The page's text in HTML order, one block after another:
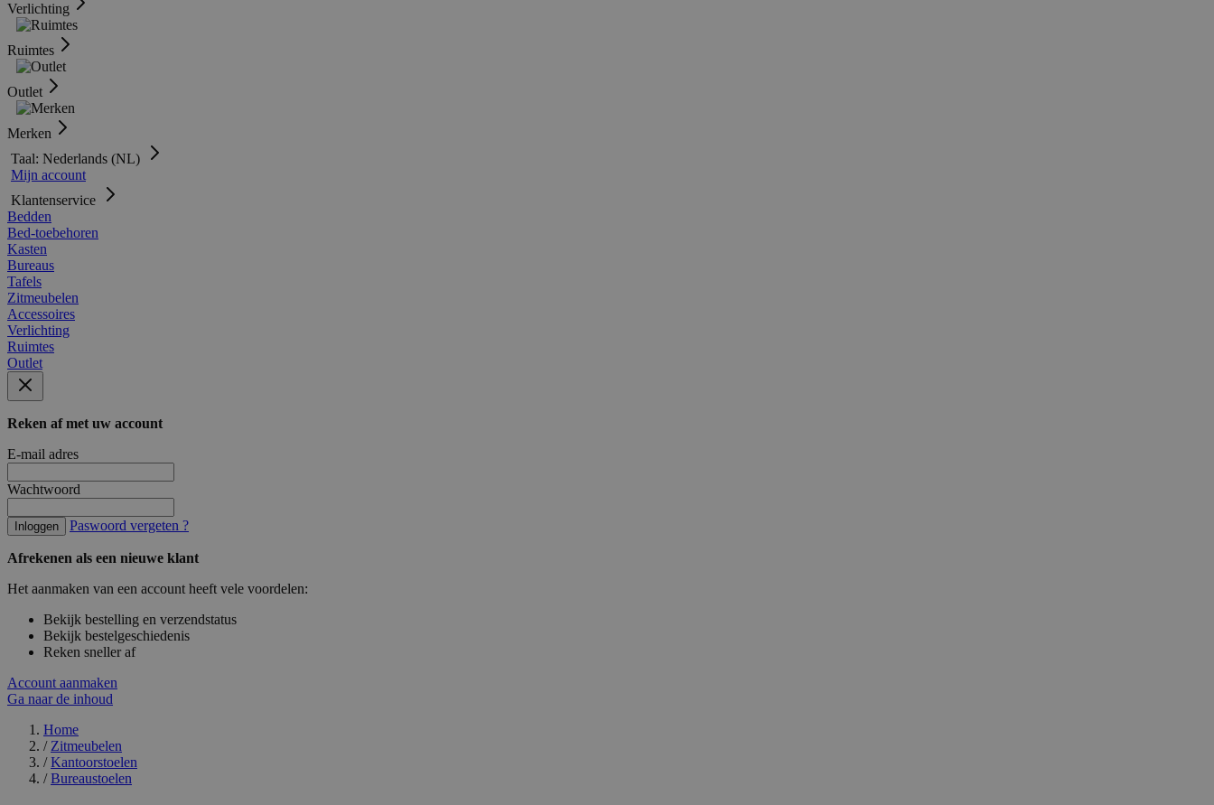
Verlichting
Ruimtes
Outlet
Merken
Taal: Nederlands (NL)
Mijn account
Klantenservice
Bedden
Bed-toebehoren
Kasten
Bureaus
Tafels
Zitmeubelen
Accessoires
Verlichting
Ruimtes
Outlet
Reken af met uw account
E-mail adres
Wachtwoord
Inloggen Paswoord vergeten ?
Afrekenen als een nieuwe klant
Het aanmaken van een account heeft vele voordelen:
Bekijk bestelling en verzendstatus
Bekijk bestelgeschiedenis
Reken sneller af
Account aanmaken
Ga naar de inhoud
Home
/ Zitmeubelen
/ Kantoorstoelen
/ Bureaustoelen